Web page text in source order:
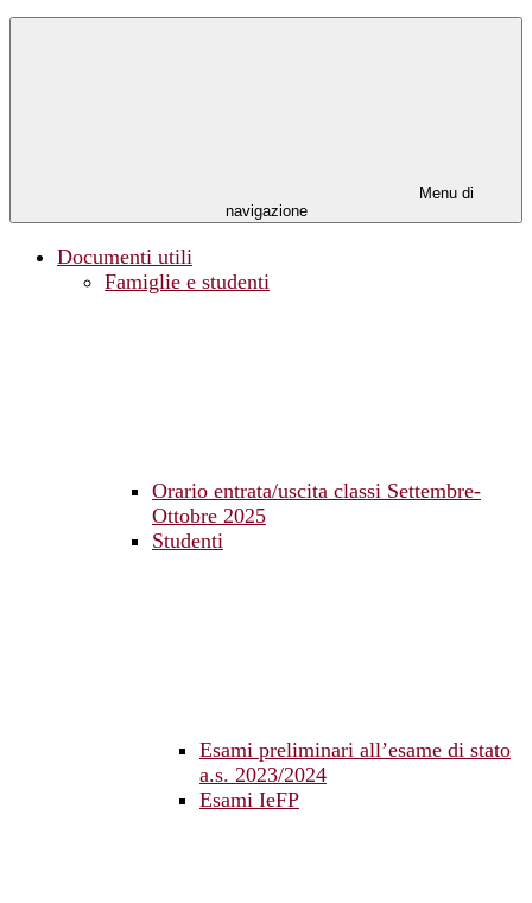
Menu di
navigazione
Documenti utili
Famiglie e studenti
Orario entrata/uscita classi Settembre-
Ottobre 2025
Studenti
Esami preliminari all’esame di stato
a.s. 2023/2024
Esami IeFP